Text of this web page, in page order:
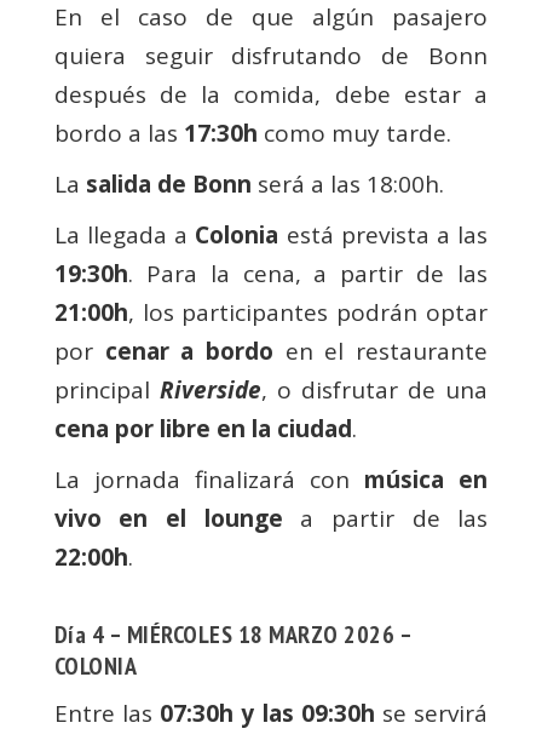
En el caso de que algún pasajero
quiera seguir disfrutando de Bonn
después de la comida, debe estar a
bordo a las 17:30h como muy tarde.
La salida de Bonn será a las 18:00h.
La llegada a Colonia está prevista a las
19:30h. Para la cena, a partir de las
21:00h, los participantes podrán optar
por cenar a bordo en el restaurante
principal Riverside, o disfrutar de una
cena por libre en la ciudad.
La jornada finalizará con música en
vivo en el lounge a partir de las
22:00h.
Día 4 – MIÉRCOLES 18 MARZO 2026 –
COLONIA
Entre las 07:30h y las 09:30h se servirá